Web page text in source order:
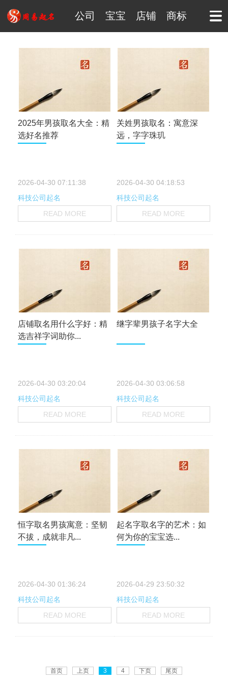
公司 宝宝 店铺 商标
2025年男孩取名大全：精
选好名推荐
2026-04-30 07:11:38
科技公司起名
READ MORE
关姓男孩取名：寓意深
远，字字珠玑
2026-04-30 04:18:53
科技公司起名
READ MORE
店铺取名用什么字好：精
选吉祥字词助你...
2026-04-30 03:20:04
科技公司起名
READ MORE
继字辈男孩子名字大全
2026-04-30 03:06:58
科技公司起名
READ MORE
恒字取名男孩寓意：坚韧
不拔，成就非凡...
2026-04-30 01:36:24
科技公司起名
READ MORE
起名字取名字的艺术：如
何为你的宝宝选...
2026-04-29 23:50:32
科技公司起名
READ MORE
首页 上页 3 4 下页 尾页